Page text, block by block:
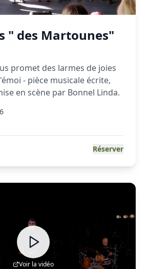
" des Martounes"
promet des larmes de joies
- pièce musicale écrite,
en scène par Bonnel Linda.
Réserver
Voir la vidéo